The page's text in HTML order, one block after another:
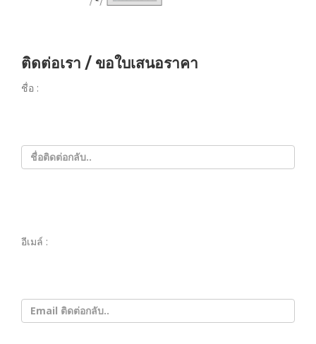
ติดต่อเรา / ขอใบเสนอราคา
ชื่อ :
อีเมล์ :